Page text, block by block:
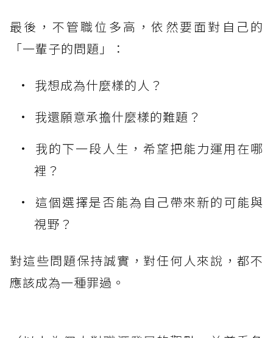
最後，不管職位多高，依然要面對自己的
「一輩子的問題」：
我想成為什麼樣的人？
我還願意承擔什麼樣的難題？
我的下一段人生，希望把能力運用在哪
裡？
這個選擇是否能為自己帶來新的可能與
視野？
對這些問題保持誠實，對任何人來說，都不
應該成為一種罪過。